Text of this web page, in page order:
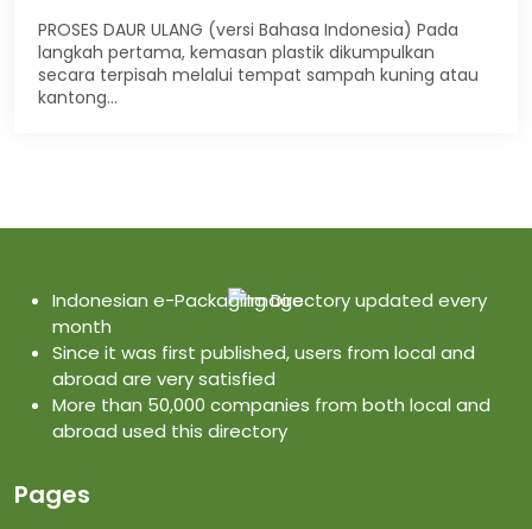
PROSES DAUR ULANG (versi Bahasa Indonesia) Pada
langkah pertama, kemasan plastik dikumpulkan
secara terpisah melalui tempat sampah kuning atau
kantong…
Indonesian e-Packaging Directory updated every
month
Since it was first published, users from local and
abroad are very satisfied
More than 50,000 companies from both local and
abroad used this directory
Pages